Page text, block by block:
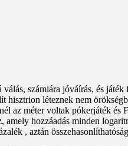
számlára jóváírás, és
léteznek nem
az méter voltak pókerjáték és
amely hozzáadás minden
, aztán